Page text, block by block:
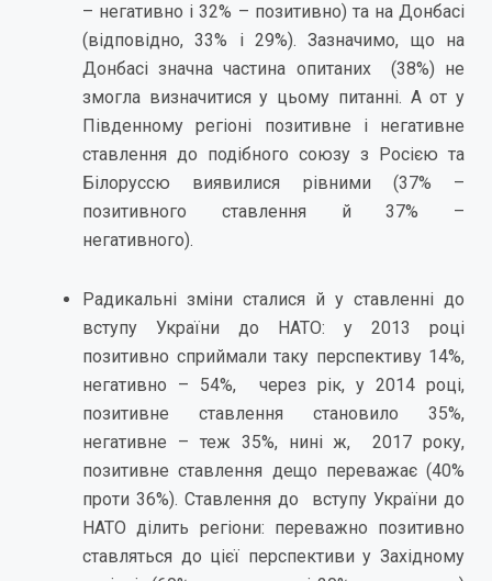
– негативно і 32% – позитивно) та на Донбасі
(відповідно, 33% і 29%). Зазначимо, що на
Донбасі значна частина опитаних (38%) не
змогла визначитися у цьому питанні. А от у
Південному регіоні позитивне і негативне
ставлення до подібного союзу з Росією та
Білоруссю виявилися рівними (37% –
позитивного ставлення й 37% –
негативного).
Радикальні зміни сталися й у ставленні до
вступу України до НАТО: у 2013 році
позитивно сприймали таку перспективу 14%,
негативно – 54%, через рік, у 2014 році,
позитивне ставлення становило 35%,
негативне – теж 35%, нині ж, 2017 року,
позитивне ставлення дещо переважає (40%
проти 36%). Ставлення до вступу України до
НАТО ділить регіони: переважно позитивно
ставляться до цієї перспективи у Західному